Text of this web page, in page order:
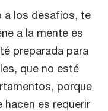
a los desafíos, te
a la mente es
preparada para
que no esté
porque
es requerir